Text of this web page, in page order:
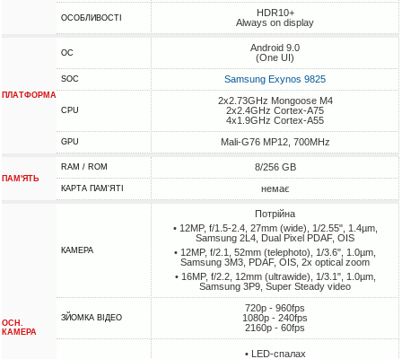
ОСОБЛИВОСТІ
HDR10+
Always on display
ПЛАТФОРМА
ОС
Android 9.0
(One UI)
SOC Samsung Exynos 9825
CPU
2x2.73GHz Mongoose M4
2x2.4GHz Cortex-A75
4x1.9GHz Cortex-A55
GPU Mali-G76 MP12, 700MHz
ПАМ'ЯТЬ
RAM / ROM 8/256 GB
КАРТА ПАМ'ЯТІ немає
ОСН.
КАМЕРА
КАМЕРА
Потрійна
• 12MP, f/1.5-2.4, 27mm (wide), 1/2.55", 1.4µm,
Samsung 2L4, Dual Pixel PDAF, OIS
• 12MP, f/2.1, 52mm (telephoto), 1/3.6", 1.0µm,
Samsung 3M3, PDAF, OIS, 2x optical zoom
• 16MP, f/2.2, 12mm (ultrawide), 1/3.1", 1.0µm,
Samsung 3P9, Super Steady video
ЗЙОМКА ВІДЕО
720p - 960fps
1080p - 240fps
2160p - 60fps
• LED-спалах